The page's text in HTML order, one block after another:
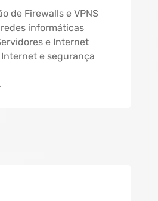
de Firewalls e VPNS
informáticas
e Internet
e segurança